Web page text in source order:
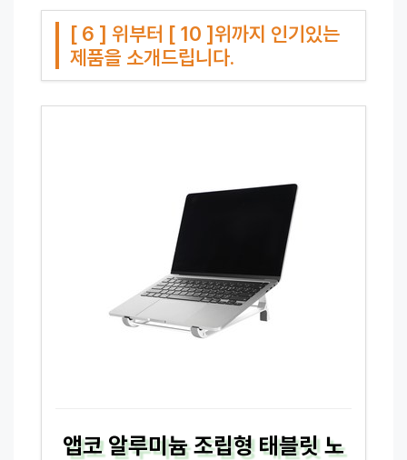
[ 6 ] 위부터 [ 10 ]위까지 인기있는
제품을 소개드립니다.
앱코 알루미늄 조립형 태블릿 노